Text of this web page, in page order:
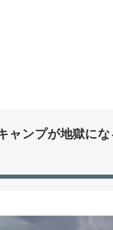
ャンプが地獄に